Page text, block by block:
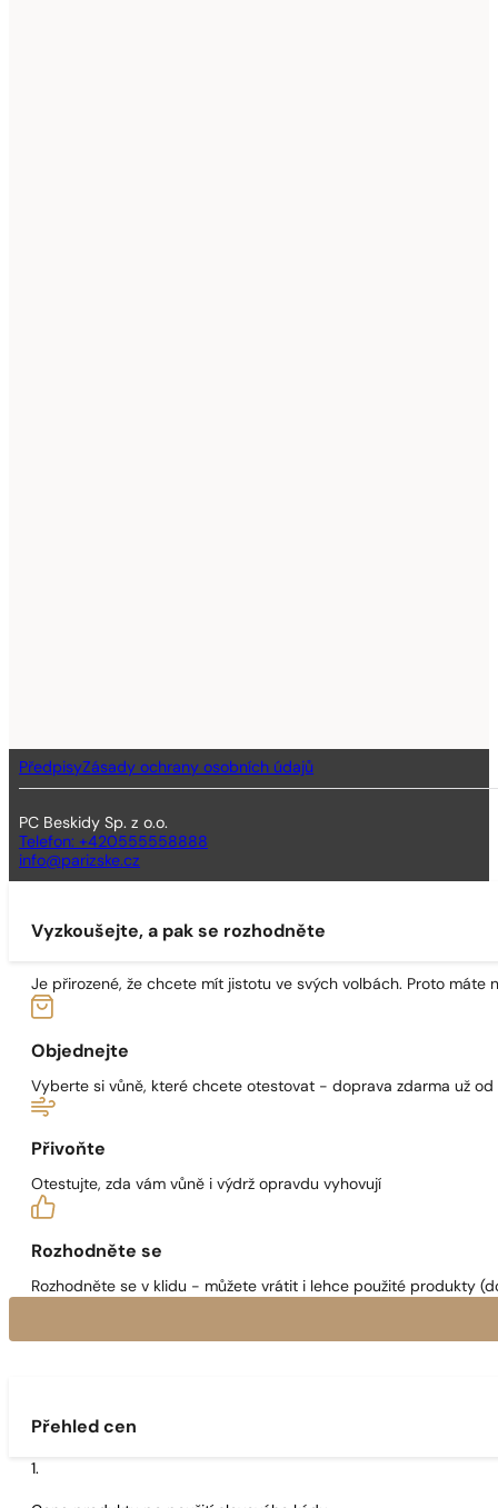
PředpisyZásady ochrany osobních údajů
PC Beskidy Sp. z o.o.
Telefon: +420555558888
info@parizske.cz
Vyzkoušejte, a pak se rozhodněte
Je přirozené, že chcete mít jistotu ve svých volbách. Proto máte
Objednejte
Vyberte si vůně, které chcete otestovat - doprava zdarma už
Přivoňte
Otestujte, zda vám vůně i výdrž opravdu vyhovují
Rozhodněte se
Rozhodněte se v klidu - můžete vrátit i lehce použité produkty
Přehled cen